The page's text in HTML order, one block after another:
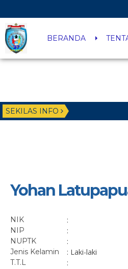
BERANDA
SEKILAS INFO
Yohan
NIK :
NIP :
NUPTK :
Jenis Kelamin : Laki-laki
T.T.L :